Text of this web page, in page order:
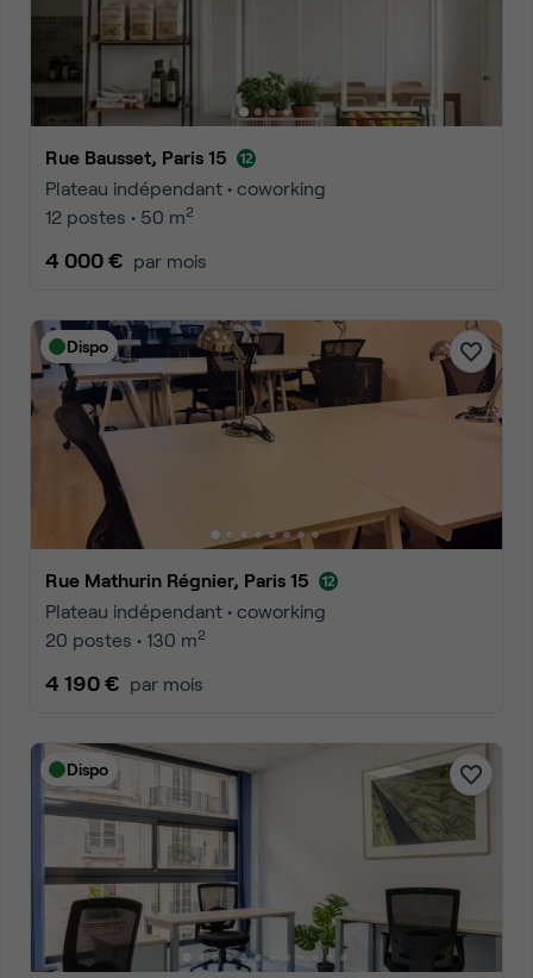
Rue Bausset, Paris 15
Plateau indépendant • coworking
12 postes • 50 m2
4 000 € par mois
Dispo
Rue Mathurin Régnier, Paris 15
Plateau indépendant • coworking
20 postes • 130 m2
4 190 € par mois
Dispo